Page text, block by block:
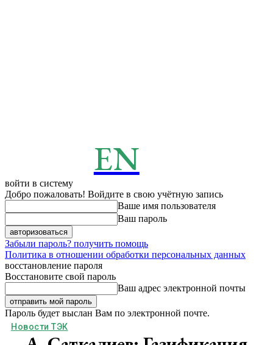
EN
войти в систему
Добро пожаловать! Войдите в свою учётную запись
Ваше имя пользователя
Ваш пароль
Забыли пароль? получить помощь
Политика в отношении обработки персональных данных
восстановление пароля
Восстановите свой пароль
Ваш адрес электронной почты
Пароль будет выслан Вам по электронной почте.
Новости ТЭК